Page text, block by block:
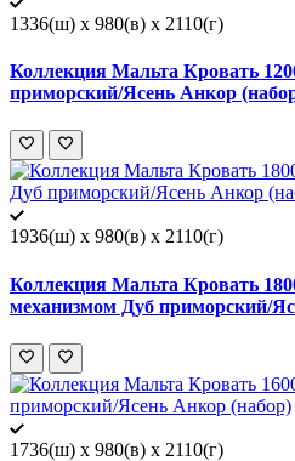
1336(ш) x 980(в) x 2110(г)
Коллекция Мальта Кровать
приморский/Ясень Анкор
1936(ш) x 980(в) x 2110(г)
Коллекция Мальта Кровать
механизмом Дуб приморский/
1736(ш) x 980(в) x 2110(г)